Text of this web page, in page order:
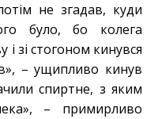
не згадав, куди
було, бо колега
і зі стогоном кинувся
– ущипливо кинув
спиртне, з яким
– примирливо